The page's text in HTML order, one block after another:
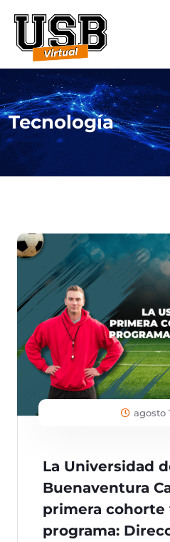
Tecnología
agosto
La Universidad
Buenaventura
primera
programa: